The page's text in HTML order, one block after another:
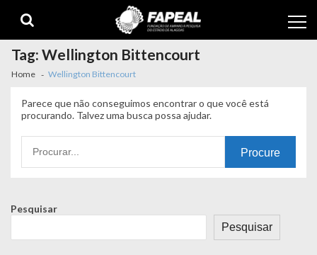
navigation
content
Tag:Wellington Bittencourt
Home Wellington Bittencourt
Parece que não conseguimos encontrar o que você está
procurando. Talvez uma busca possa ajudar.
por:
Pesquisar
Pesquisar